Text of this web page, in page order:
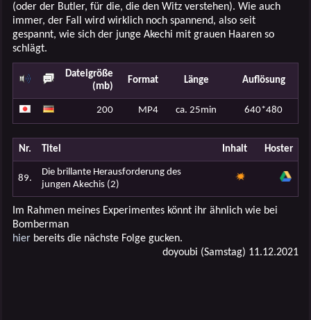
(oder der Butler, für die, die den Witz verstehen). Wie auch
immer, der Fall wird wirklich noch spannend, also seit
gespannt, wie sich der junge Akechi mit grauen Haaren so
schlägt.
Dateigröße
(mb)
Format Länge Auflösung
200 MP4 ca. 25min 640*480
Nr. Titel Inhalt Hoster
89.
Die brillante Herausforderung des
jungen Akechis (2)
Im Rahmen meines Experimentes könnt ihr ähnlich wie bei
Bomberman
hier bereits die nächste Folge gucken.
doyoubi (Samstag) 11.12.2021